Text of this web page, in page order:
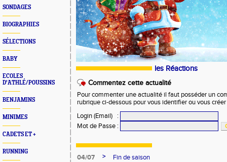
SONDAGES
BIOGRAPHIES
SÉLECTIONS
BABY
ECOLES
D'ATHLÉ/POUSSINS
BENJAMINS
MINIMES
CADETS ET +
RUNNING
les Réactions
Commentez cette actualité
Pour commenter une actualité il faut posséder un
rubrique ci-dessous pour vous identifier ou vous
Login (Email)
:
Mot de Passe :
04/07 >
Fin de saison